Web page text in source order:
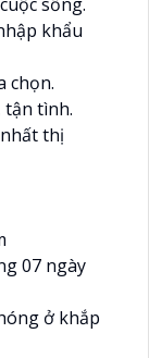
sống.
khẩu
chọn.
tận tình.
thị
07 ngày
ở khắp